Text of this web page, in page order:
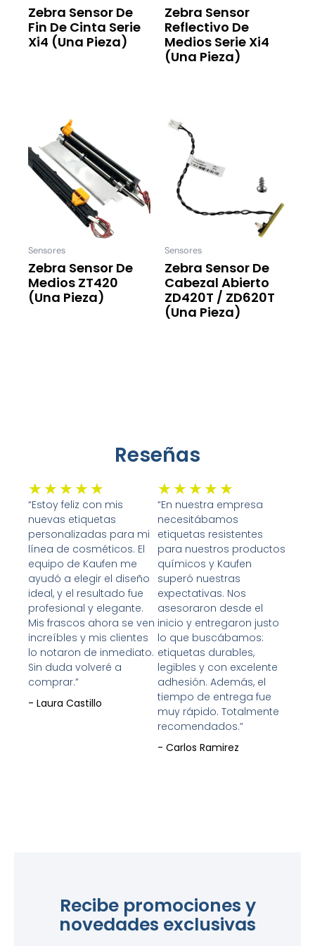
Zebra Sensor De
Fin De Cinta Serie
Xi4 (una Pieza)
Zebra Sensor
Reflectivo De
Medios Serie Xi4
(una Pieza)
Sensores
Zebra Sensor De
Medios ZT420
(una Pieza)
Sensores
Zebra Sensor De
Cabezal Abierto
ZD420T / ZD620T
(una Pieza)
Reseñas
★ ★ ★ ★ ★ Valorado
con
5
de
5
“Estoy feliz con mis
nuevas etiquetas
personalizadas para mi
línea de cosméticos. El
equipo de Kaufen me
ayudó a elegir el diseño
ideal, y el resultado fue
profesional y elegante.
Mis frascos ahora se ven
increíbles y mis clientes
lo notaron de inmediato.
Sin duda volveré a
comprar.”
- Laura Castillo
★ ★ ★ ★ ★
con
5
de
5
“En nuestra empresa
necesitábamos
etiquetas resistentes
para nuestros productos
químicos y Kaufen
superó nuestras
expectativas. Nos
asesoraron desde el
inicio y entregaron justo
lo que buscábamos:
etiquetas durables,
legibles y con excelente
adhesión. Además, el
tiempo de entrega fue
muy rápido. Totalmente
recomendados.”
- Carlos Ramirez
Recibe promociones y
novedades exclusivas